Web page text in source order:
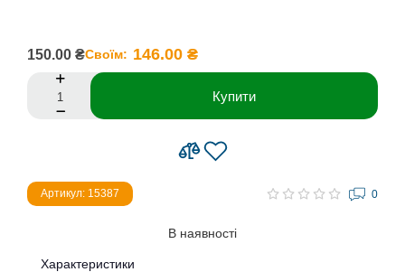
150.00 ₴Своїм: 146.00 ₴
Купити
Артикул: 15387 0
В наявності
Характеристики